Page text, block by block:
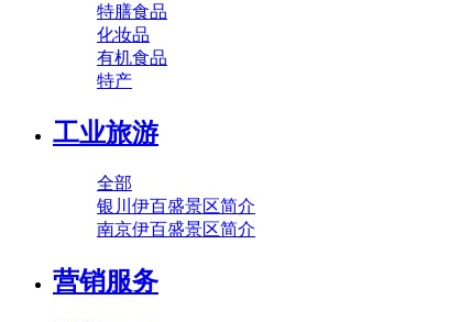
特膳食品
化妆品
有机食品
特产
工业旅游
全部
银川伊百盛景区简介
南京伊百盛景区简介
营销服务